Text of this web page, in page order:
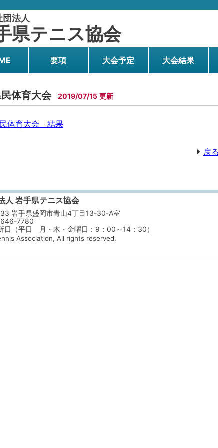
団法人
県テニス協会
要項 大会予定 大会結果
体育大会 2019/07/15
体育大会 結果
戻る
人 岩手県テニス協会
岩手県盛岡市青山4丁目13-30-A室
646-7780
日（平日 月・木・金曜日：9：00～14：30）
Association, All rights reserved.